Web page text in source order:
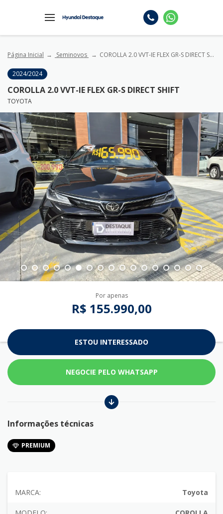
Página Inicial Seminovos COROLLA 2.0 VVT-IE FLEX GR-S DIRECT SHIFT
2024/2024
COROLLA 2.0 VVT-IE FLEX GR-S DIRECT SHIFT
TOYOTA
Por apenas
R$ 155.990,00
ESTOU INTERESSADO
NEGOCIE PELO WHATSAPP
Informações técnicas
PREMIUM
MARCA: Toyota